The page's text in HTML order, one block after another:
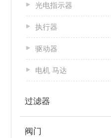
光电指示器
执行器
驱动器
电机 马达
过滤器
阀门